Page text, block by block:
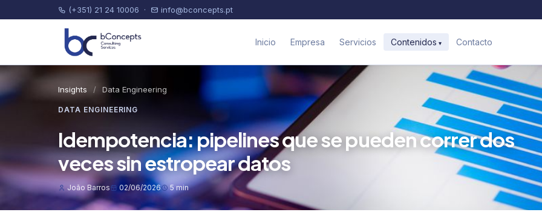
(+351) 21 24 10006 · info@bconcepts.pt
Inicio Empresa Servicios Contenidos Contacto
Insights / Data Engineering
DATA ENGINEERING
Idempotencia: pipelines que se pueden correr dos
veces sin estropear datos
João Barros 02/06/2026 5 min